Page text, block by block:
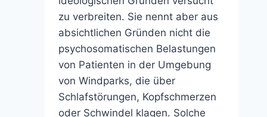
zu verbreiten. Sie nennt aber aus
absichtlichen Gründen nicht die
psychosomatischen Belastungen
von Patienten in der Umgebung
von Windparks, die über
Schlafstörungen, Kopfschmerzen
oder Schwindel klagen. Solche